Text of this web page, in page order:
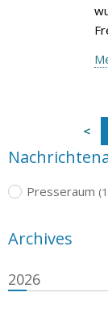
Presseraum
Archives
2026